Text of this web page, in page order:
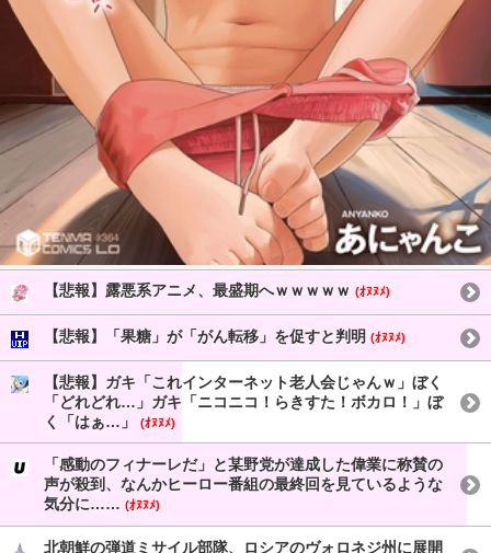
【悲報】露悪系アニメ、最盛期へｗｗｗｗｗ (ｵﾇﾇﾒ)
【悲報】「果糖」が「がん転移」を促すと判明 (ｵﾇﾇﾒ)
【悲報】ガキ「これインターネット老人会じゃんｗ」ぼく
「どれどれ…」ガキ「ニコニコ！らきすた！ボカロ！」ぼ
く「はぁ…」
(ｵﾇﾇﾒ)
「感動のフィナーレだ」と某野党が達成した偉業に称賛の
声が殺到、なんかヒーロー番組の最終回を見ているような
気分に…… (ｵﾇﾇﾒ)
北朝鮮の弾道ミサイル部隊、ロシアのヴォロネジ州に展開